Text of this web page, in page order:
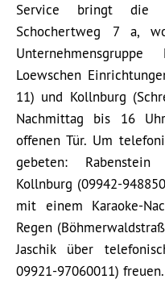
Service bringt die
Schochertweg 7 a,
Loewschen
11) und Kollnburg
Nachmittag bis 16
offenen Tür. Um
gebeten:
Kollnburg (09942-
mit einem Karaoke-
Regen
Jaschik über
09921-97060011) freuen.